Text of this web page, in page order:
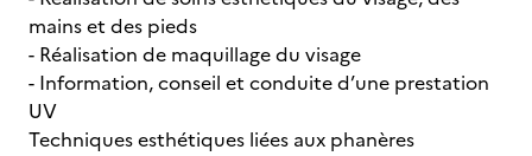
mains et des pieds
- Réalisation de maquillage du visage
- Information, conseil et conduite d’une prestation
UV
Techniques esthétiques liées aux phanères